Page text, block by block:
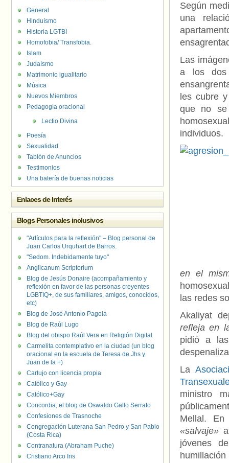
Según
una
Las
a los dos
les cubre
que no
individuos.
en el
las redes
Akaliyat
refleja en
pidió a
La
ministro
Mellal.
«salvaje»
jóvenes
humillación
General
Hinduísmo
Historia LGTBI
Homofobia/ Transfobia.
Islam
Judaísmo
Matrimonio igualitario
Música
Nuevos Miembros
Pedagogía oracional
Lectio Divina
Poesía
Sexualidad
Tablón de Anuncios
Testimonios
Una batería de buenas noticias
Enlaces de Interés
Blogs Personales inclusivos
"Artículos para la reflexión" – Blog personal de
Juan Carlos Urquhart de Barros.
"Sedom. Indebidamente tuyo"
Anglicanum Scriptorium
Blog de Jesús Donaire (acompañamiento y
reflexión en favor de las personas creyentes
LGBTIQ+, de sus familiares, amigos, conocidos,
etc)
Blog de José Antonio Pagola
Blog de Raúl Lugo
Blog del obispo Raúl Vera en Religión Digital
Carmelita contemplativo en la ciudad (un blog
oracional en la escuela de Teresa de Jhs y
Juan de la +)
Cartujo con licencia propia
Católico y Gay
Católico+Gay
Concordia, el blog de Oswaldo Gallo Serrato
Confesiones de Trasnoche
Congregación Luterana San Pedro y San Pablo
(Costa Rica)
Contranatura (Abraham Puche)
Cristiano Arco Iris